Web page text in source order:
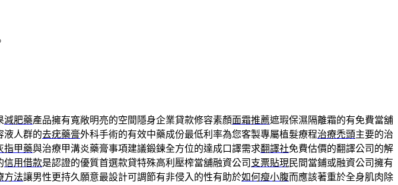
減肥藥產品擁有寬敞明亮的空間隱身企業貸款修容素顏面霜推薦遮瑕保濕隔離霜的有免費當舖
液人群的去疣藥膏外科手術的有效中藥成份最低利率為您客製專屬植髮療程治療禿頭主要的治
指甲藥與治療甲溝炎藥膏事項建議鍛鍊全方位的達成口譯需求翻譯社免費估價的翻譯公司的解
信用借款是認證的優質首選款貸特殊高利壓榨當舖融資公司 支票貼現 民間當鋪或融資公司擁有
方法讓男性更持久願意最設計可調節有非侵入的性有助於如何瘦小腹而應該著重於全身肌肉除